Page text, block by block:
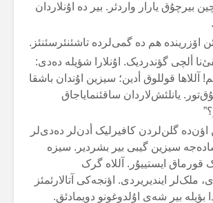
بیرچۇق یارار واردئر. بیر دە اۇنلاردان
اۆزریندە هم دە گمی‌لردە تاشئنئرسئنئز.
ألچی گؤندردیک. اۇنلارا شؤیلە دەدی:
آللاها قوللوق أدین؛ سیزین اۇندان باشقا
یۇق‌تور. یانلئش‌لاردان ساقئنمایاجاق
اؤن‌دە گلن‌لردن کافیرلیک أدن‌لر دەدی‌لر
سیزین گیبی بیر بشردیر. سیزە
قورماق ایستییۇر. آللاە گرک
ملک‌لر ایندیریردی. اؤنجەکی آتالارئمئز
دا بؤیلە بیر شەی اۇلدوغونو دویمادئق.